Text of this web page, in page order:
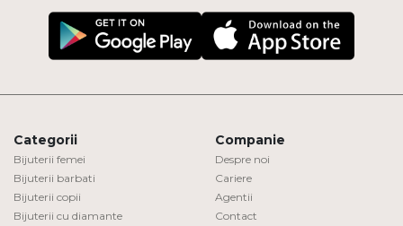
Categorii
Bijuterii femei
Bijuterii barbati
Bijuterii copii
Bijuterii cu diamante
Companie
Despre noi
Cariere
Agentii
Contact